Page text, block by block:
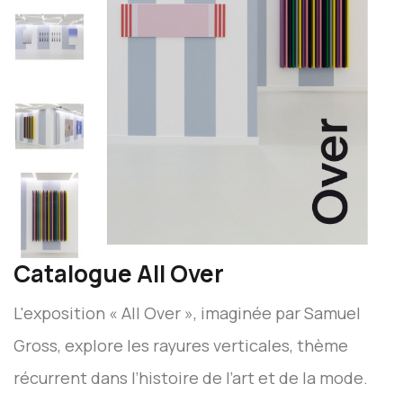
Catalogue All Over
L'exposition « All Over », imaginée par Samuel
Gross, explore les rayures verticales, thème
récurrent dans l’histoire de l’art et de la mode.